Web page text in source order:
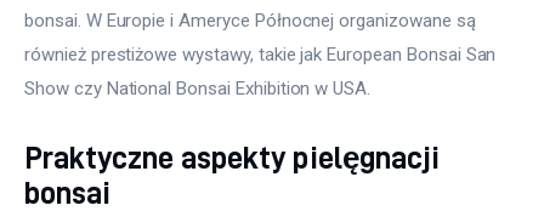
bonsai. W Europie i Ameryce Północnej organizowane są
również prestiżowe wystawy, takie jak European Bonsai San
Show czy National Bonsai Exhibition w USA.
Praktyczne aspekty pielęgnacji
bonsai